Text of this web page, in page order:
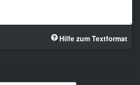
Hilfe zum Textformat